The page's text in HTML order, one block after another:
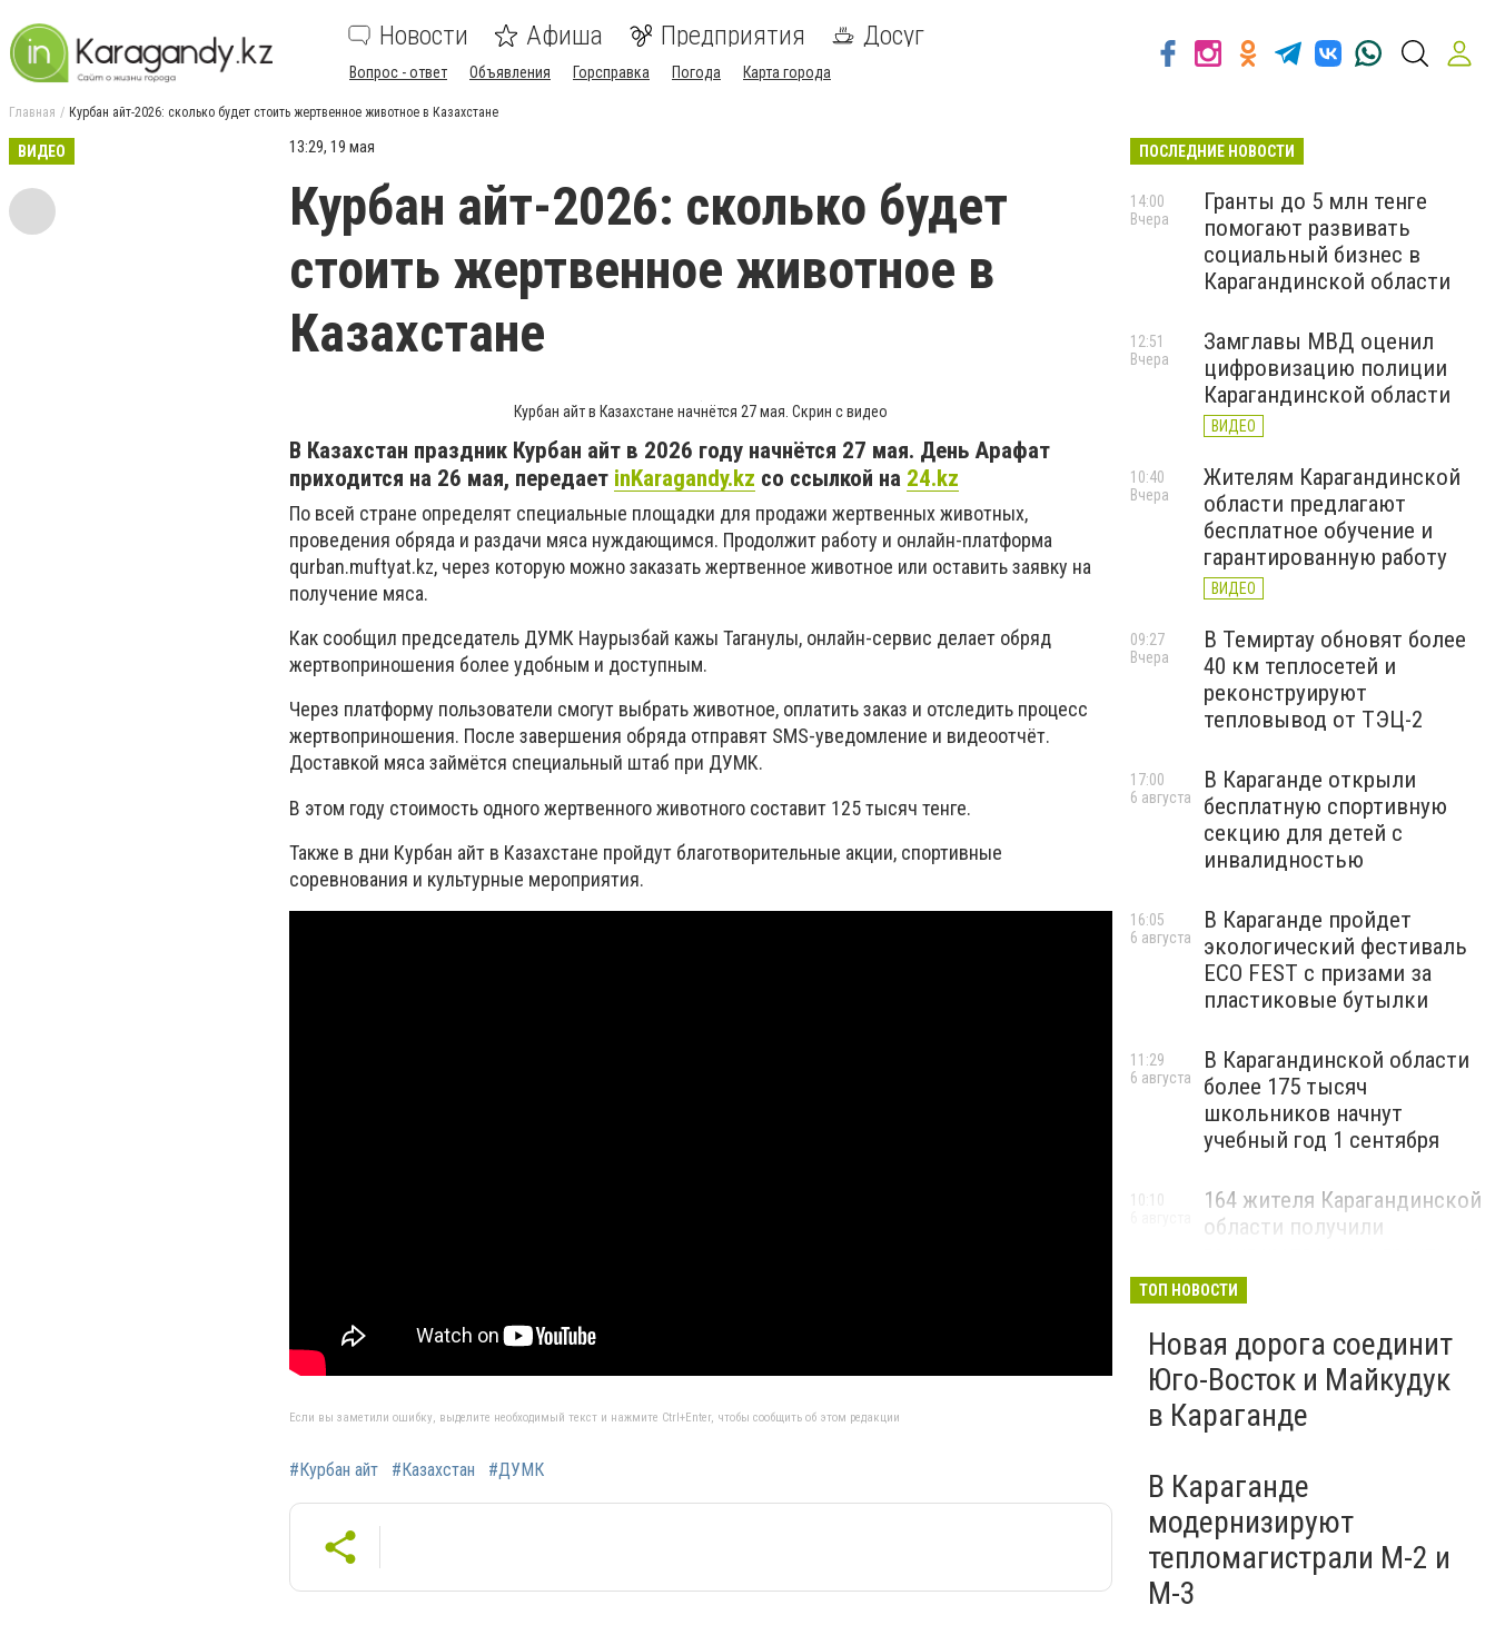
Новости Афиша Предприятия Досуг
Вопрос - ответ Объявления Горсправка Погода Карта города
Главная Курбан айт-2026: сколько будет стоить жертвенное животное в Казахстане
ВИДЕО 13:29, 19 мая
Курбан айт-2026: сколько будет
стоить жертвенное животное в
Казахстане
Курбан айт в Казахстане начнётся 27 мая. Скрин с видео
В Казахстан праздник Курбан айт в 2026 году начнётся 27 мая. День Арафат
приходится на 26 мая, передает inKaragandy.kz со ссылкой на 24.kz
По всей стране определят специальные площадки для продажи жертвенных животных,
проведения обряда и раздачи мяса нуждающимся. Продолжит работу и онлайн-платформа
qurban.muftyat.kz, через которую можно заказать жертвенное животное или оставить заявку на
получение мяса.
Как сообщил председатель ДУМК Наурызбай кажы Таганулы, онлайн-сервис делает обряд
жертвоприношения более удобным и доступным.
Через платформу пользователи смогут выбрать животное, оплатить заказ и отследить процесс
жертвоприношения. После завершения обряда отправят SMS-уведомление и видеоотчёт.
Доставкой мяса займётся специальный штаб при ДУМК.
В этом году стоимость одного жертвенного животного составит 125 тысяч тенге.
Также в дни Курбан айт в Казахстане пройдут благотворительные акции, спортивные
соревнования и культурные мероприятия.
Если вы заметили ошибку, выделите необходимый текст и нажмите Ctrl+Enter, чтобы сообщить об этом редакции
#Курбан айт #Казахстан #ДУМК
ПОСЛЕДНИЕ НОВОСТИ
Гранты до 5 млн тенге
помогают развивать
социальный бизнес в
Карагандинской области
14:00
Вчера
Замглавы МВД оценил
цифровизацию полиции
Карагандинской области
ВИДЕО
12:51
Вчера
Жителям Карагандинской
области предлагают
бесплатное обучение и
гарантированную работу
ВИДЕО
10:40
Вчера
В Темиртау обновят более
40 км теплосетей и
реконструируют
тепловывод от ТЭЦ-2
09:27
Вчера
В Караганде открыли
бесплатную спортивную
секцию для детей с
инвалидностью
17:00
6 августа
В Караганде пройдет
экологический фестиваль
ECO FEST с призами за
пластиковые бутылки
16:05
6 августа
В Карагандинской области
более 175 тысяч
школьников начнут
учебный год 1 сентября
11:29
6 августа
164 жителя Карагандинской
области получили
бизнес
10:10
ТОП НОВОСТИ
Новая дорога соединит
Юго-Восток и Майкудук
в Караганде
В Караганде
модернизируют
тепломагистрали М-2 и
М-3